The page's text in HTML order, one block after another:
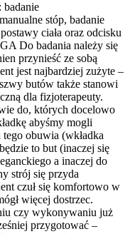
badanie
stóp, badanie
ciała oraz odcisku
Do badania należy się
przynieść ze sobą
jest najbardziej zużyte –
butów także stanowi
dla fizjoterapeuty.
do, których docelowo
abyśmy mogli
obuwia (wkładka
to but (inaczej się
a inaczej do
strój się przyda
czuł się komfortowo w
więcej dostrzec.
czy wykonywaniu już
przygotować –